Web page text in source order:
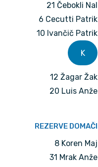
21 Čebokli Nal
6 Cecutti Patrik
10 Ivančič Patrik
K
12 Žagar Žak
20 Luis Anže
REZERVE DOMAČI
8 Koren Maj
31 Mrak Anže